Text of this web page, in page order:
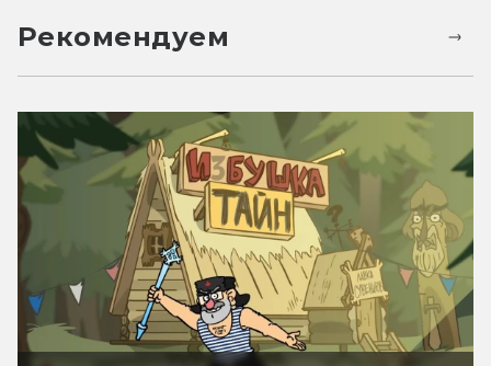
Рекомендуем